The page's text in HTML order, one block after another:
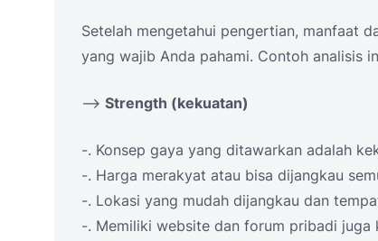
Setelah mengetahui pengertian, manfaat
yang wajib Anda pahami. Contoh analisis
–> Strength (kekuatan)
-. Konsep gaya yang ditawarkan adalah
-. Harga merakyat atau bisa dijangkau
-. Lokasi yang mudah dijangkau dan
-. Memiliki website dan forum pribadi juga